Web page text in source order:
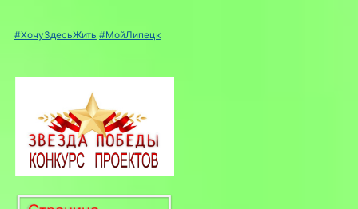
#ХочуЗдесьЖить #МойЛипецк